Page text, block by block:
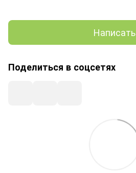
Написать
Поделиться в соцсетях